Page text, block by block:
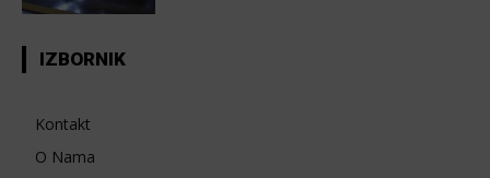
IZBORNIK
Kontakt
O Nama